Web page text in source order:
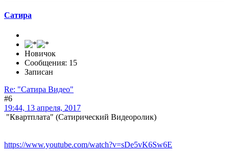
Сатира
Новичок
Сообщения: 15
Записан
Re: "Сатира Видео"
#6
19:44, 13 апреля, 2017
"Квартплата" (Сатирический Видеоролик)
https://www.youtube.com/watch?v=sDe5vK6Sw6E